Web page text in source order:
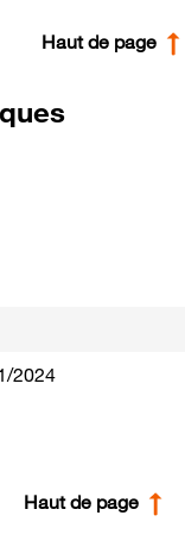
Haut de page
2024
Haut de page